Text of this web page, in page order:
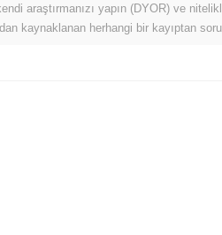
kripto piyasasından1.08% düşüş
fiyat hareketinde güçlü performans
araştırmanızı yapın (DYOR) ve
kaynaklanan herhangi bir kayıptan